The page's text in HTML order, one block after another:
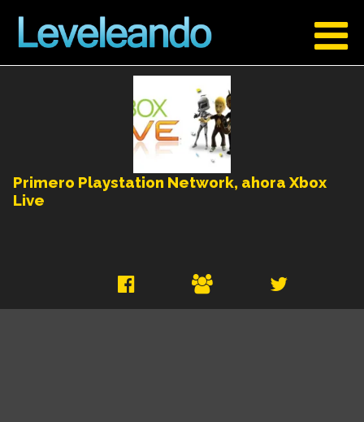
Primero Playstation Network, ahora Xbox
Live